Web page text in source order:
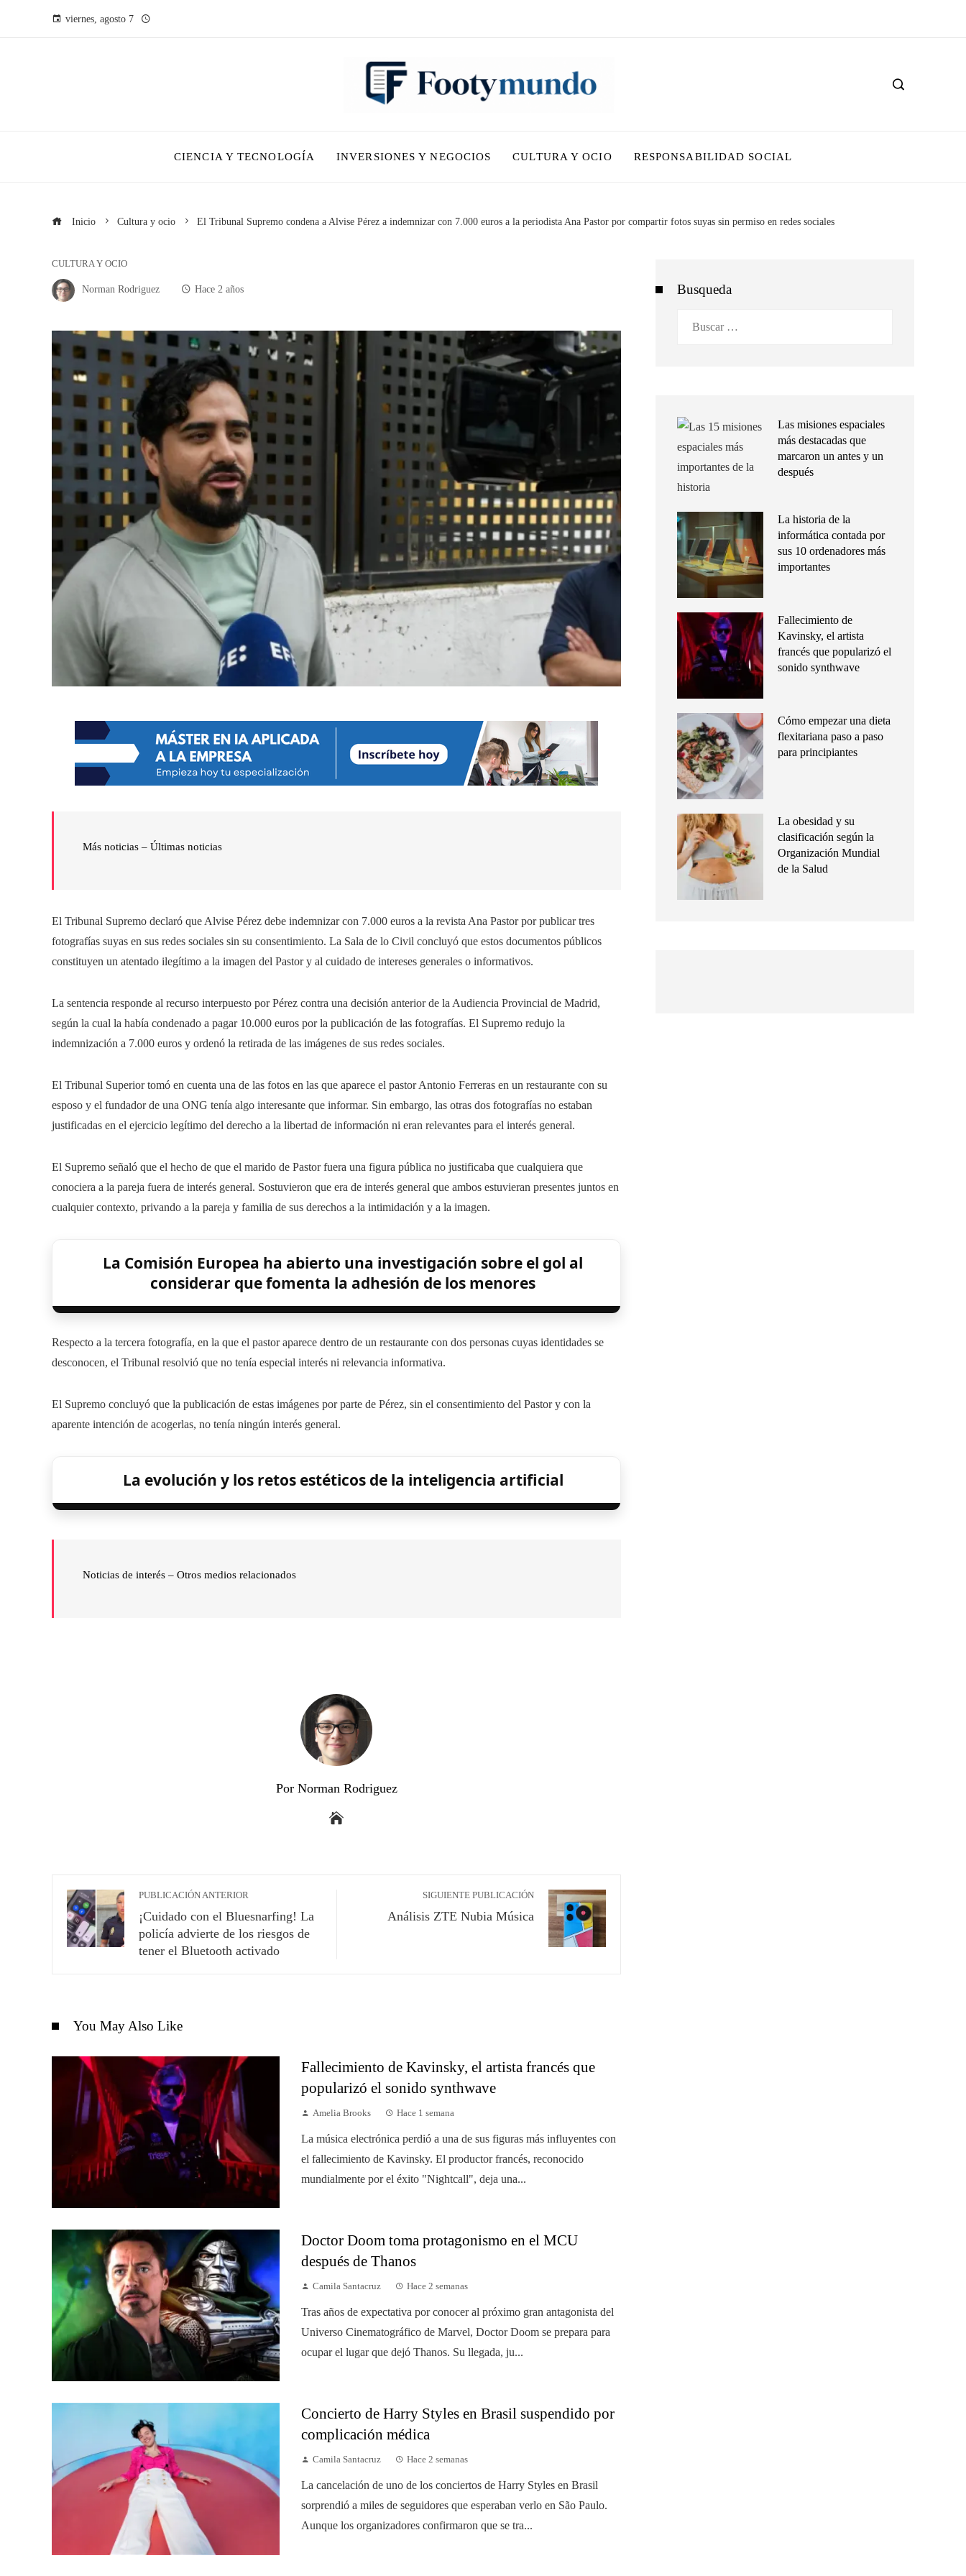
viernes, agosto 7
CIENCIA Y TECNOLOGÍA INVERSIONES Y NEGOCIOS CULTURA Y OCIO RESPONSABILIDAD SOCIAL
Inicio Cultura y ocio El Tribunal Supremo condena a Alvise Pérez a indemnizar con 7.000 euros a la periodista Ana Pastor por compartir fotos suyas sin permiso en redes sociales
CULTURA Y OCIO
Norman Rodriguez Hace 2 años
Más noticias – Últimas noticias
El Tribunal Supremo declaró que Alvise Pérez debe indemnizar con 7.000 euros a la revista Ana Pastor por publicar tres
fotografías suyas en sus redes sociales sin su consentimiento. La Sala de lo Civil concluyó que estos documentos públicos
constituyen un atentado ilegítimo a la imagen del Pastor y al cuidado de intereses generales o informativos.
La sentencia responde al recurso interpuesto por Pérez contra una decisión anterior de la Audiencia Provincial de Madrid,
según la cual la había condenado a pagar 10.000 euros por la publicación de las fotografías. El Supremo redujo la
indemnización a 7.000 euros y ordenó la retirada de las imágenes de sus redes sociales.
El Tribunal Superior tomó en cuenta una de las fotos en las que aparece el pastor Antonio Ferreras en un restaurante con su
esposo y el fundador de una ONG tenía algo interesante que informar. Sin embargo, las otras dos fotografías no estaban
justificadas en el ejercicio legítimo del derecho a la libertad de información ni eran relevantes para el interés general.
El Supremo señaló que el hecho de que el marido de Pastor fuera una figura pública no justificaba que cualquiera que
conociera a la pareja fuera de interés general. Sostuvieron que era de interés general que ambos estuvieran presentes juntos en
cualquier contexto, privando a la pareja y familia de sus derechos a la intimidación y a la imagen.
La Comisión Europea ha abierto una investigación sobre el gol al
considerar que fomenta la adhesión de los menores
Respecto a la tercera fotografía, en la que el pastor aparece dentro de un restaurante con dos personas cuyas identidades se
desconocen, el Tribunal resolvió que no tenía especial interés ni relevancia informativa.
El Supremo concluyó que la publicación de estas imágenes por parte de Pérez, sin el consentimiento del Pastor y con la
aparente intención de acogerlas, no tenía ningún interés general.
La evolución y los retos estéticos de la inteligencia artificial
Noticias de interés – Otros medios relacionados
Por Norman Rodriguez
PUBLICACIÓN ANTERIOR
¡Cuidado con el Bluesnarfing! La
policía advierte de los riesgos de
tener el Bluetooth activado
SIGUIENTE PUBLICACIÓN
Análisis ZTE Nubia Música
You May Also Like
Fallecimiento de Kavinsky, el artista francés que
popularizó el sonido synthwave
Amelia Brooks Hace 1 semana
La música electrónica perdió a una de sus figuras más influyentes con
el fallecimiento de Kavinsky. El productor francés, reconocido
mundialmente por el éxito "Nightcall", deja una...
Doctor Doom toma protagonismo en el MCU
después de Thanos
Camila Santacruz Hace 2 semanas
Tras años de expectativa por conocer al próximo gran antagonista del
Universo Cinematográfico de Marvel, Doctor Doom se prepara para
ocupar el lugar que dejó Thanos. Su llegada, ju...
Concierto de Harry Styles en Brasil suspendido por
complicación médica
Camila Santacruz Hace 2 semanas
La cancelación de uno de los conciertos de Harry Styles en Brasil
sorprendió a miles de seguidores que esperaban verlo en São Paulo.
Aunque los organizadores confirmaron que se tra...
Busqueda
Las misiones espaciales
más destacadas que
marcaron un antes y un
después
La historia de la
informática contada por
sus 10 ordenadores más
importantes
Fallecimiento de
Kavinsky, el artista
francés que popularizó el
sonido synthwave
Cómo empezar una dieta
flexitariana paso a paso
para principiantes
La obesidad y su
clasificación según la
Organización Mundial
de la Salud